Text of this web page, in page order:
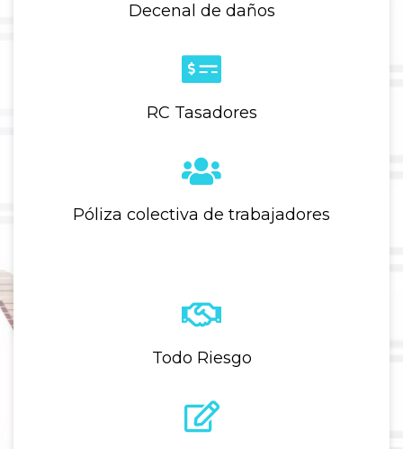
Todo Riesgo
Decenal de daños
RC Tasadores
Póliza colectiva de trabajadores